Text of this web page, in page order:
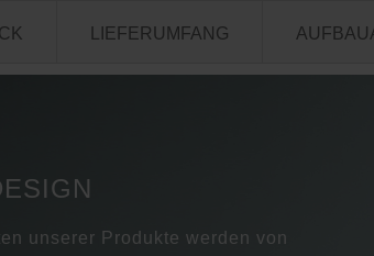
LIEFERUMFANG
unserer Produkte werden von